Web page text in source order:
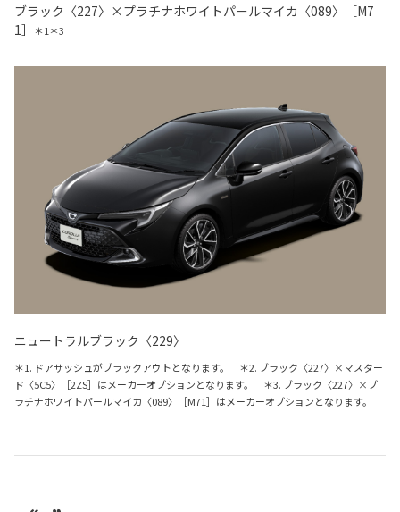
ブラック〈227〉×プラチナホワイトパールマイカ〈089〉［M7
1］
＊1＊3
ニュートラルブラック〈229〉
＊1. ドアサッシュがブラックアウトとなります。 ＊2. ブラック〈227〉×マスター
ド〈5C5〉［2ZS］はメーカーオプションとなります。 ＊3. ブラック〈227〉×プ
ラチナホワイトパールマイカ〈089〉［M71］はメーカーオプションとなります。